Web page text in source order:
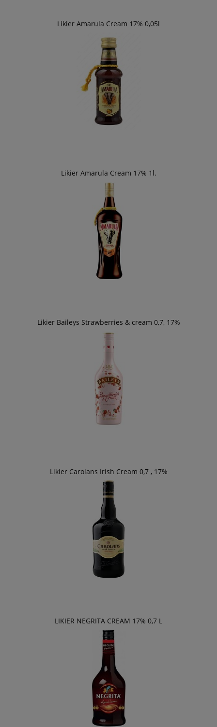
Likier Amarula Cream 17% 0,05l
Likier Amarula Cream 17% 1l.
Likier Baileys Strawberries & cream 0,7, 17%
Likier Carolans Irish Cream 0,7 , 17%
LIKIER NEGRITA CREAM 17% 0,7 L